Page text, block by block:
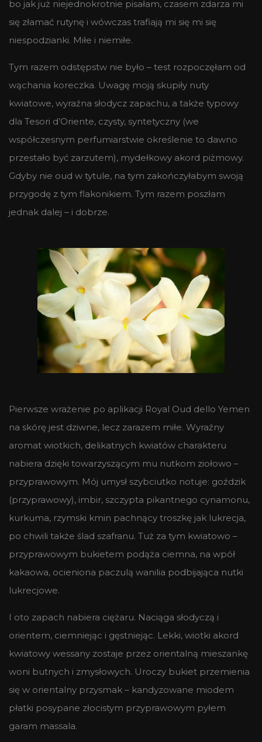
bo jak już niejednokrotnie pisałam, czasem zdarza mi
się złamać rutynę i wówczas trafiają mi się mi się
niespodzianki. Miłe i niemiłe.
Tym razem odstępstw nie było – test rozpoczęłam od
wąchania koreczka. Uwagę moją skupiły nuty
kwiatowe, wyraźna słodycz zapachu, a także typowy
dla Tesori d’Oriente, czysty, syntetyczny (we
współczesnym perfumiarstwie określenie to dawno
przestało być zarzutem), mydełkowy akord piżmowy.
Gdyby nie oud w tytule, na tym zakończyłabym swoją
przygodę z tym flakonikiem. Tym razem poszłam
jednak dalej – i dobrze.
Pierwsze wrażenie po aplikacji Royal Oud dello Yemen
na skórę jest dziwne, lecz zarazem miłe. Wyraźny
aromat wiotkich, delikatnych kwiatów charakteru
nabiera dzięki towarzyszącym mu nutkom ziołowo –
przyprawowym. Mój umysł szybciutko notuje: goździk
(przyprawowy), imbir, szczypta pikantnego cynamonu,
kurkuma, rzymski kmin pachnący troszkę jak lukrecja,
po chwili także ślad szafranu. Tuż za tym kwiatowo –
przyprawowym bukietem podąża ciemna, na wpół
kakaowa, ocieniona paczulą wanilia podbijająca nutki
lukrecjowe.
I oto zapach nabiera ciężaru. Naciąga słodyczą i
orientem, ciemniejąc i gęstniejąc. Lekki, wiotki akord
kwiatowy wessany zostaje przez orientalną mieszankę
woni butnych i zmysłowych. Uroczy bukiet przemienia
się w orientalny przysmak – kandyzowane miodem
płatki posypane złocistym przyprawowym pyłem
garam massala.